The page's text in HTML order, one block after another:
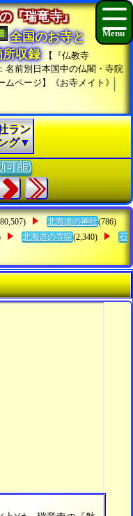
『瑞竜寺』
全国のお寺と
所収録
【『仏教寺
名前別日本国中の仏閣・寺院
ムページ】《お寺メイト》
ラン
グ▼
可能)
北海道の神社(786)
北海道の寺院(2,340)
石